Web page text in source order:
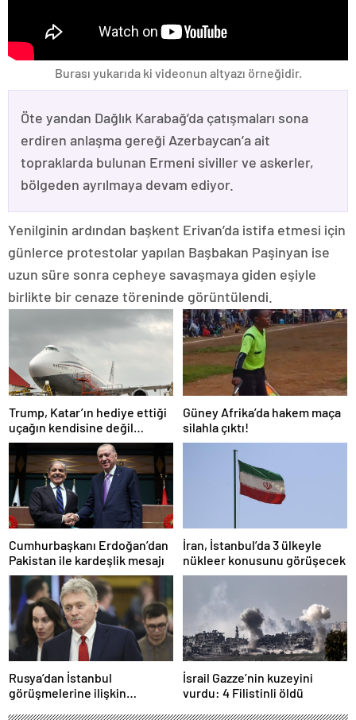
Burası yukarıda ki videonun altyazı örneğidir.
Öte yandan Dağlık Karabağ’da çatışmaları sona
erdiren anlaşma gereği Azerbaycan’a ait
topraklarda bulunan Ermeni siviller ve askerler,
bölgeden ayrılmaya devam ediyor.
Yenilginin ardından başkent Erivan’da istifa etmesi için
günlerce protestolar yapılan Başbakan Paşinyan ise
uzun süre sonra cepheye savaşmaya giden eşiyle
birlikte bir cenaze töreninde görüntülendi.
Trump, Katar’ın hediye ettiği
uçağın kendisine değil
Pentagon’a verileceğini
açıkladı
Güney Afrika’da hakem maça
silahla çıktı!
Cumhurbaşkanı Erdoğan’dan
Pakistan ile kardeşlik mesajı
İran, İstanbul’da 3 ülkeyle
nükleer konusunu görüşecek
Rusya’dan İstanbul
görüşmelerine ilişkin
İsrail Gazze’nin kuzeyini
vurdu: 4 Filistinli öldü